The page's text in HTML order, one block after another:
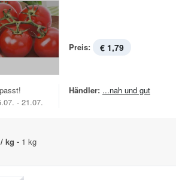
Preis: € 1,79
- 21.07.
Händler: ...nah und gut
kg - 1 kg